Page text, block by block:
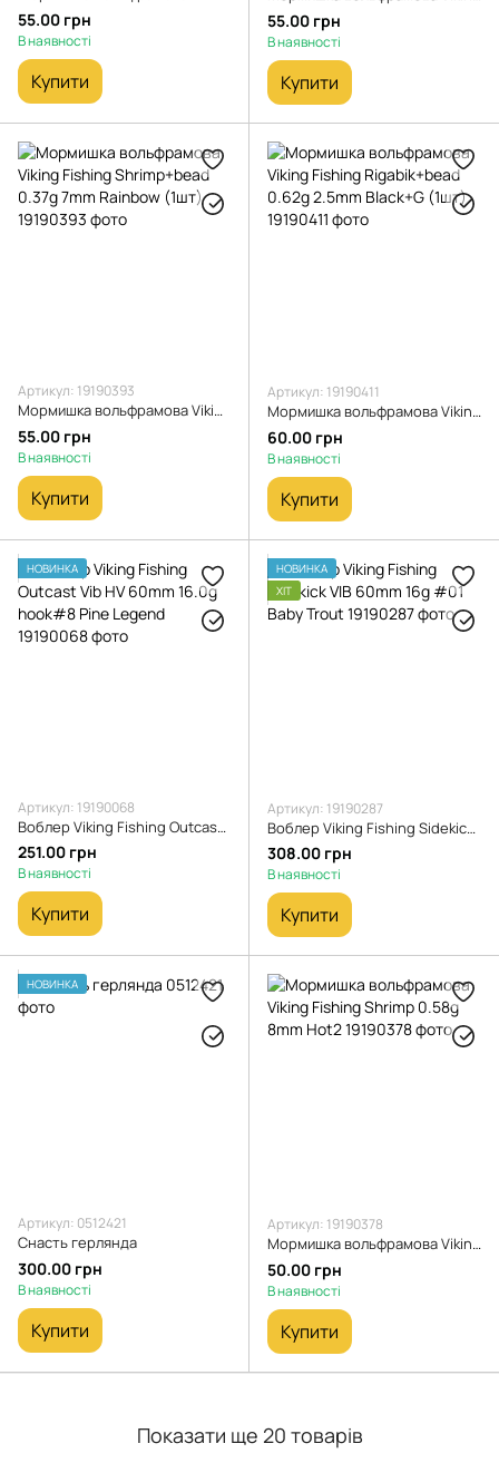
55.00 грн
В наявності
Купити
55.00 грн
В наявності
Купити
Артикул: 19190393
Мормишка вольфрамова Viking Fishing Shrimp+bead 0.37g 7mm Rainbow (1шт)
55.00 грн
В наявності
Купити
Артикул: 19190411
Мормишка вольфрамова Viking Fishing Rigabik+bead 0.62g 2.5mm Black+G (1шт)
60.00 грн
В наявності
Купити
НОВИНКА
Артикул: 19190068
Воблер Viking Fishing Outcast Vib HV 60mm 16.0g hook#8 Pine Legend
251.00 грн
В наявності
Купити
НОВИНКА
ХІТ
Артикул: 19190287
Воблер Viking Fishing Sidekick VIB 60mm 16g #01 Baby Trout
308.00 грн
В наявності
Купити
НОВИНКА
Артикул: 0512421
Снасть герлянда
300.00 грн
В наявності
Купити
Артикул: 19190378
Мормишка вольфрамова Viking Fishing Shrimp 0.58g 8mm Hot2
50.00 грн
В наявності
Купити
Показати ще 20 товарів